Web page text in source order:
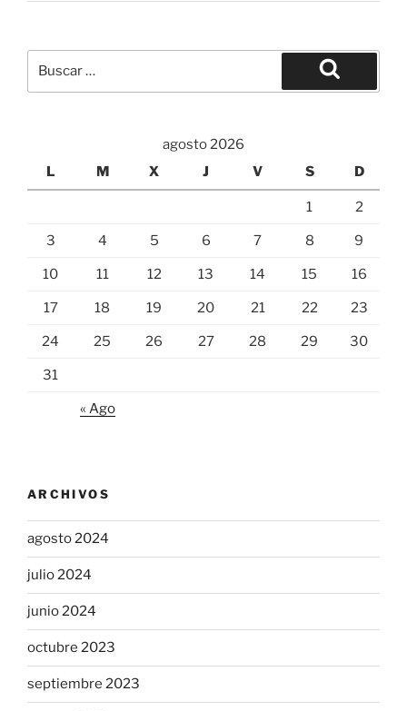
por:
Buscar
agosto 2026
L
M X J V S D
1 2
3 4 5 6 7 8 9
10 11 12 13 14 15 16
17 18 19 20 21 22 23
24 25 26 27 28 29 30
31
« Ago
ARCHIVOS
agosto 2024
julio 2024
junio 2024
octubre 2023
septiembre 2023